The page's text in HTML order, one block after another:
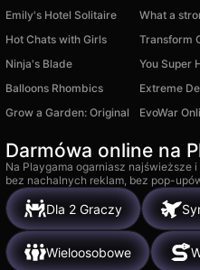
Emily's Hotel Solitaire
Hot Chats with Girls
Transform
Ninja's Blade
You Super
Balloons Rhombics
Extreme
Grow a Garden: Original
EvoWar
Darmówa online na
Na Playgama ogarniasz najświeższe
bez nachalnych reklam, bez pop-
Dla 2 Graczy
Wieloosobowe